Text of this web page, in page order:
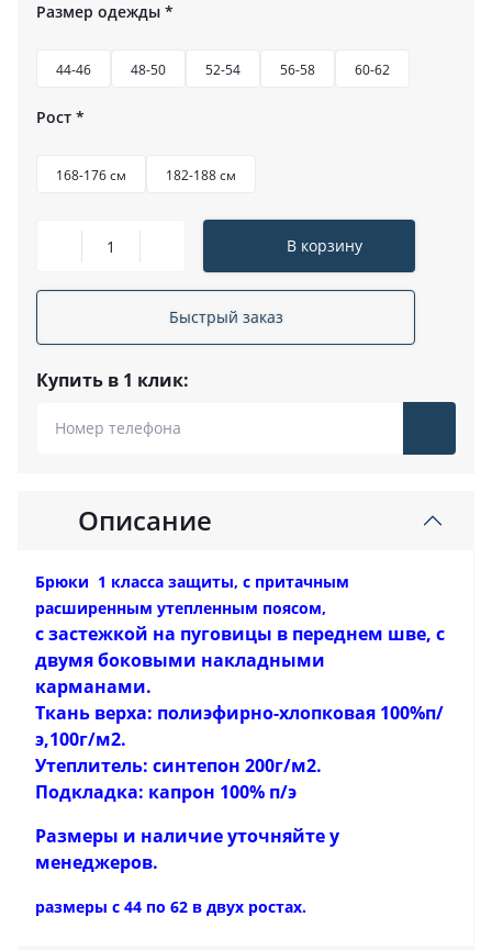
Размер одежды *
44-46 48-50 52-54 56-58 60-62
Рост *
168-176 см 182-188 см
В корзину
Быстрый заказ
Купить в 1 клик:
Описание
Брюки 1 класса защиты, с притачным
расширенным утепленным поясом,
с застежкой на пуговицы в переднем шве, с
двумя боковыми накладными
карманами.
Ткань верха: полиэфирно-хлопковая 100%п/
э,100г/м2.
Утеплитель: синтепон 200г/м2.
Подкладка: капрон 100% п/э
Размеры и наличие уточняйте у
менеджеров.
размеры с 44 по 62 в двух ростах.